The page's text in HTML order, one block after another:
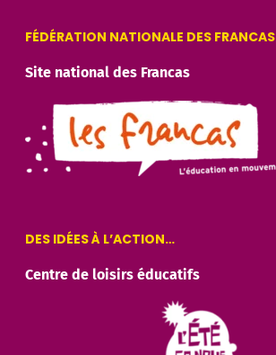
FÉDÉRATION NATIONALE DES FRANCAS
Site national des Francas
DES IDÉES À L’ACTION…
Centre de loisirs éducatifs